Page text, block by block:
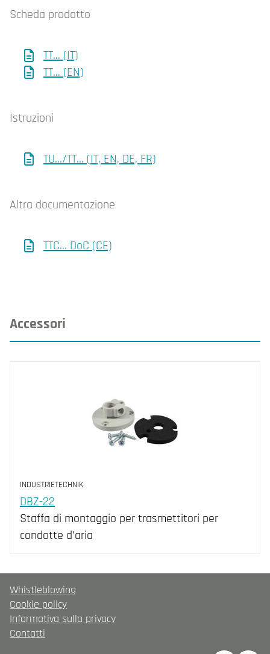
Scheda prodotto
TT... (IT)
TT... (EN)
Istruzioni
TU.../TT... (IT, EN, DE, FR)
Altra documentazione
TTC... DoC (CE)
Accessori
INDUSTRIETECHNIK
DBZ-22
Staffa di montaggio per trasmettitori per
condotte d’aria
Whistleblowing
Cookie policy
Informativa sulla privacy
Contatti